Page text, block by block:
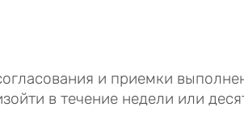
и приемки
в течение недели или